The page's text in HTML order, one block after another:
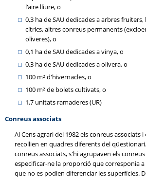
l'aire lliure, o
0,3 ha de SAU dedicades a arbres
cítrics, altres conreus permanents
oliveres), o
0,1 ha de SAU dedicades a vinya, o
0,3 ha de SAU dedicades a olivera, o
100 m² d'hivernacles, o
100 m² de bolets cultivats, o
1,7 unitats ramaderes (UR)
Conreus associats
Al Cens agrari del 1982 els conreus associats
recollien en quadres diferents del
conreus associats, s'hi agrupaven els
especificar-ne la proporció que corresponia
que no es podien diferenciar les superfícies.